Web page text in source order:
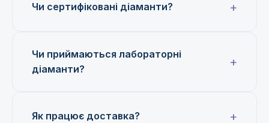
Чи сертифіковані діаманти?
Чи приймаються лабораторні
діаманти?
Як працює доставка?